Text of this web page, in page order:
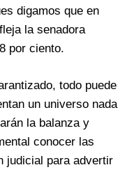
digamos que en
la senadora
por ciento.
todo puede
un universo nada
la balanza y
conocer las
judicial para advertir